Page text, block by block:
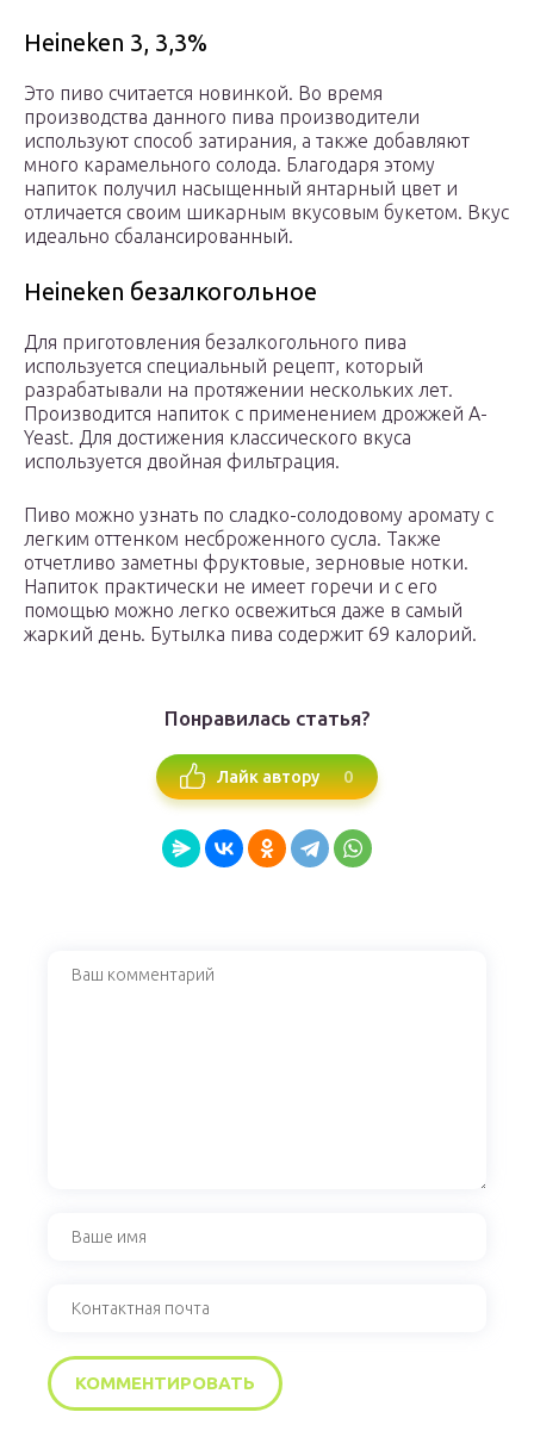
Heineken 3, 3,3%
Это пиво считается новинкой. Во время
производства данного пива производители
используют способ затирания, а также добавляют
много карамельного солода. Благодаря этому
напиток получил насыщенный янтарный цвет и
отличается своим шикарным вкусовым букетом. Вкус
идеально сбалансированный.
Heineken безалкогольное
Для приготовления безалкогольного пива
используется специальный рецепт, который
разрабатывали на протяжении нескольких лет.
Производится напиток с применением дрожжей A-
Yeast. Для достижения классического вкуса
используется двойная фильтрация.
Пиво можно узнать по сладко-солодовому аромату с
легким оттенком несброженного сусла. Также
отчетливо заметны фруктовые, зерновые нотки.
Напиток практически не имеет горечи и с его
помощью можно легко освежиться даже в самый
жаркий день. Бутылка пива содержит 69 калорий.
Понравилась статья?
Лайк автору 0